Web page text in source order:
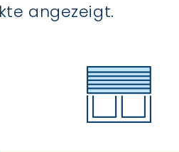
angezeigt.